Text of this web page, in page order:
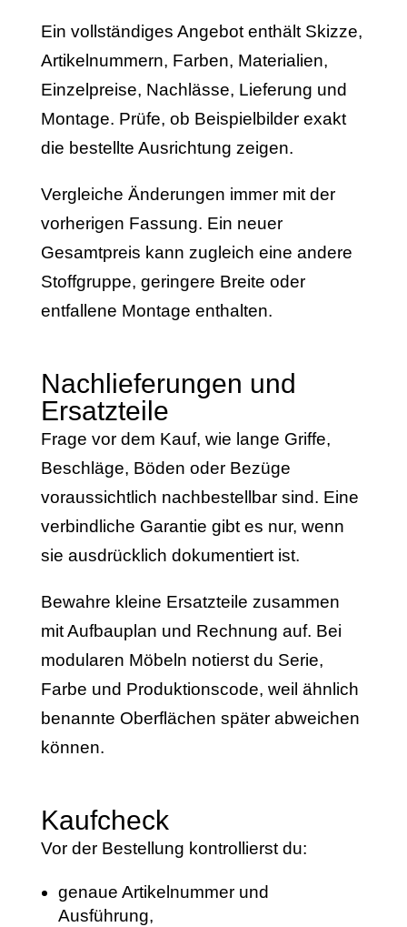
Ein vollständiges Angebot enthält Skizze,
Artikelnummern, Farben, Materialien,
Einzelpreise, Nachlässe, Lieferung und
Montage. Prüfe, ob Beispielbilder exakt
die bestellte Ausrichtung zeigen.
Vergleiche Änderungen immer mit der
vorherigen Fassung. Ein neuer
Gesamtpreis kann zugleich eine andere
Stoffgruppe, geringere Breite oder
entfallene Montage enthalten.
Nachlieferungen und
Ersatzteile
Frage vor dem Kauf, wie lange Griffe,
Beschläge, Böden oder Bezüge
voraussichtlich nachbestellbar sind. Eine
verbindliche Garantie gibt es nur, wenn
sie ausdrücklich dokumentiert ist.
Bewahre kleine Ersatzteile zusammen
mit Aufbauplan und Rechnung auf. Bei
modularen Möbeln notierst du Serie,
Farbe und Produktionscode, weil ähnlich
benannte Oberflächen später abweichen
können.
Kaufcheck
Vor der Bestellung kontrollierst du:
genaue Artikelnummer und
Ausführung,